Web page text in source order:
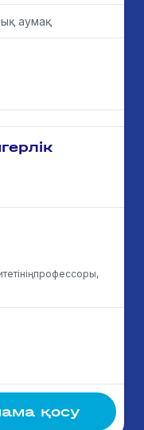
аумақ
қосу